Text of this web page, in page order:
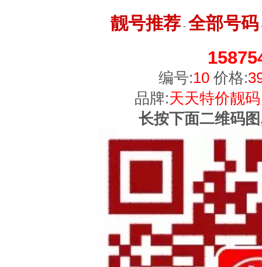
靓号推荐- 全部号码
编号:10价格:
品牌:天天特价靓码
长按下面二维码